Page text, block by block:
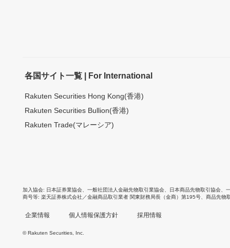
各国サイト一覧 | For International
Rakuten Securities Hong Kong(香港)
Rakuten Securities Bullion(香港)
Rakuten Trade(マレーシア)
加入協会 日本証券業協会 一般社団法人金融先物取引業協会 日本商品先物取引協会
商号等 楽天証券株式会社／金融商品取引業者 関東財務局長（金商）第195号、商品先物
企業情報 個人情報保護方針 採用情報
© Rakuten Securities, Inc.